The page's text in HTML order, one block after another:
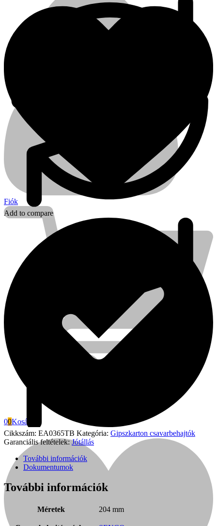
Fini Betta
Fiók
00Kosár
DuraSpin
készülékhez,
buborékcsomagolás
mennyiség
Add to compare
Cikkszám: EA0365TB Kategória: Gipszkarton csavarbehajtók
Garanciális feltételek:Jótállás
További információk
Dokumentumok
További információk
Méretek 204 mm